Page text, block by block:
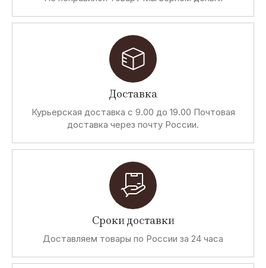
Доставка
Курьерская доставка с 9.00 до 19.00 Почтовая
доставка через почту России.
Сроки доставки
Доставляем товары по России за 24 часа